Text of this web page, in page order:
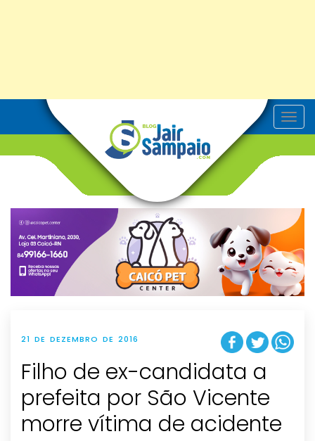
T
o
v
g
t
i
o
n
21 DE DEZEMBRO DE 2016
Filho de ex-candidata a
prefeita por São Vicente
morre vítima de acidente